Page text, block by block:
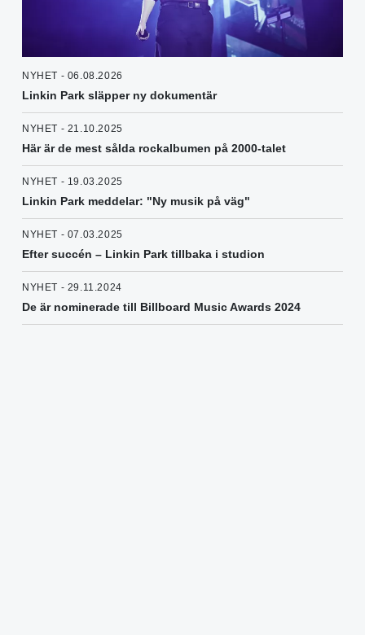
NYHET - 06.08.2026
Linkin Park släpper ny dokumentär
NYHET - 21.10.2025
Här är de mest sålda rockalbumen på 2000-talet
NYHET - 19.03.2025
Linkin Park meddelar: "Ny musik på väg"
NYHET - 07.03.2025
Efter succén – Linkin Park tillbaka i studion
NYHET - 29.11.2024
De är nominerade till Billboard Music Awards 2024